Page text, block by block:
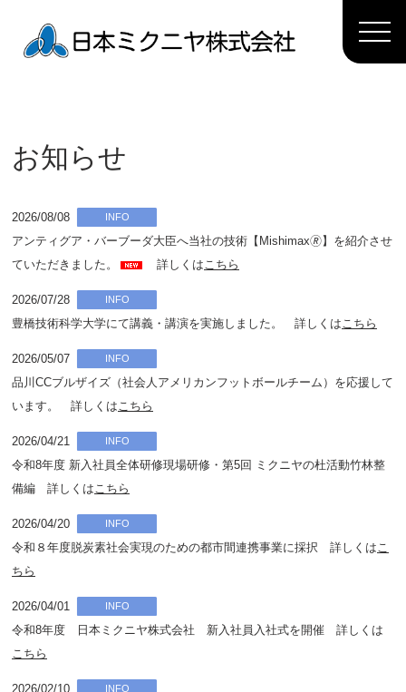
お知らせ
2026/08/08 INFO
アンティグア・バーブーダ大臣へ当社の技術【Mishimax🄬】を紹介させ
ていただきました。
詳しくはこちら
2026/07/28 INFO
豊橋技術科学大学にて講義・講演を実施しました。 詳しくはこちら
2026/05/07 INFO
品川CCブルザイズ（社会人アメリカンフットボールチーム）を応援して
います。 詳しくはこちら
2026/04/21 INFO
令和8年度 新入社員全体研修現場研修・第5回 ミクニヤの杜活動竹林整
備編 詳しくはこちら
2026/04/20 INFO
令和８年度脱炭素社会実現のための都市間連携事業に採択 詳しくはこ
ちら
2026/04/01 INFO
令和8年度 日本ミクニヤ株式会社 新入社員入社式を開催 詳しくは
こちら
2026/02/10 INFO